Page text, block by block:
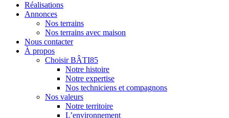
Réalisations
Annonces
Nos terrains
Nos terrains avec maison
Nous contacter
À propos
Choisir BÂTI85
Notre histoire
Notre expertise
Nos techniciens et compagnons
Nos valeurs
Notre territoire
L’environnement